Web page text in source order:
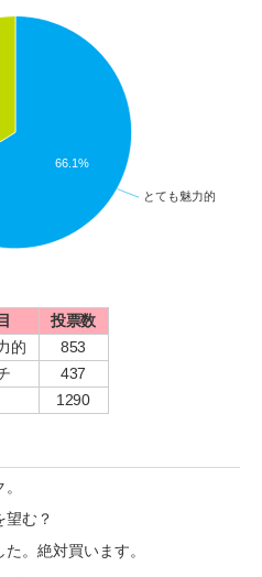
66.1%
とても魅力的
投票数
的
853
437
1290
望む？
。絶対買います。